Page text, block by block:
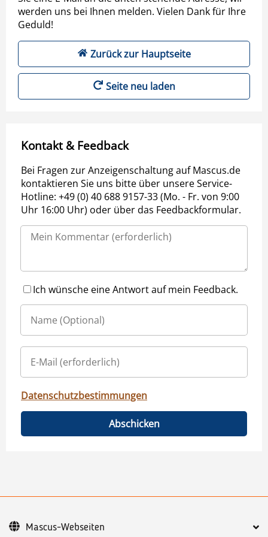
werden uns bei Ihnen melden. Vielen Dank für Ihre
Geduld!
Zurück zur Hauptseite
Seite neu laden
Kontakt & Feedback
Bei Fragen zur Anzeigenschaltung auf Mascus.de
kontaktieren Sie uns bitte über unsere Service-
Hotline: +49 (0) 40 688 9157-33 (Mo. - Fr. von 9:00
Uhr 16:00 Uhr) oder über das Feedbackformular.
Ich wünsche eine Antwort auf mein Feedback.
Datenschutzbestimmungen
Abschicken
Mascus-Webseiten